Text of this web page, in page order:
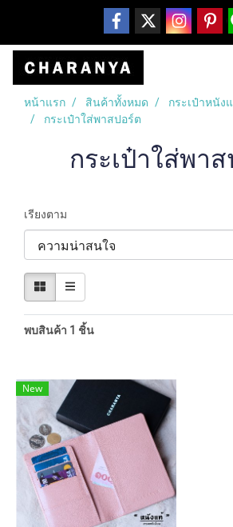
หน้าแรก สินค้าทั้งหมด
กระเป๋าหนัง
กระเป๋าใส่พาสปอร์ต
กระเป๋าใส่พา
เรียงตาม
พบสินค้า 1 ชิ้น
New